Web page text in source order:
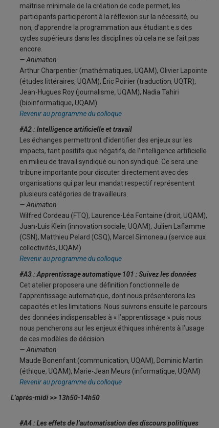
maîtrise minimale de la création de code permet, les
participants participeront à la réflexion sur la nécessité, ou
non, d’apprendre la programmation aux étudiant.e.s des
cycles supérieurs dans les disciplines où cela ne se fait pas
encore.
— Animation
Arthur Charpentier (mathématiques, UQAM), Olivier Lapointe
(études littéraires, UQAM), Éric Poirier (traduction, UQTR),
Jean-Hugues Roy (journalisme, UQAM), Nadia Tahiri
(bioinformatique, UQAM)
Revenir au programme du colloque
#A2 : Intelligence artificielle et travail
Les échanges permettront d’identifier des enjeux sur les
impacts, tant positifs que négatifs, de l’intelligence artificielle
en milieu de travail syndiqué ou non syndiqué. Ce sera une
tribune importante pour discuter directement avec des
organisations qui par leur mandat respectif représentent
plusieurs catégories de travailleurs.
— Animation
Wilfred Cordeau (FTQ), Laurence-Léa Fontaine (droit, UQAM),
Juan-Luis Klein (innovation sociale, UQAM), Julien Laflamme
(CSN), Matthieu Pelard (CSQ), Marcel Simoneau (service aux
collectivités, UQAM)
Revenir au programme du colloque
#A3 : Apprentissage automatique 101 : Suivez les données
Cet atelier proposera une définition fonctionnelle de
l’apprentissage automatique, dont nous présenterons les
capacités et les limitations. Nous suivrons ensuite le parcours
des données indispensables à « l’apprentissage » puis nous
nous pencherons sur les enjeux éthiques inhérents à l’usage
de ces modèles de décision.
— Animation
Maude Bonenfant (communication, UQAM), Dominic Martin
(éthique, UQAM), Marie-Jean Meurs (informatique, UQAM)
Revenir au programme du colloque
L’après-midi >> 13h50-14h50
#A4 : Les effets de l’automatisation des discours politiques